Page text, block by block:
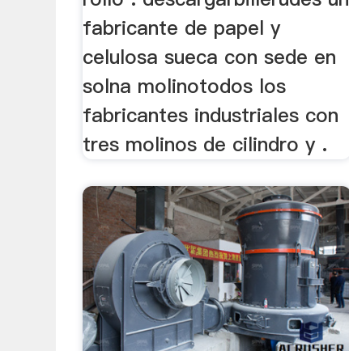
fabricante de papel y
celulosa sueca con sede en
solna molinotodos los
fabricantes industriales con
tres molinos de cilindro y .